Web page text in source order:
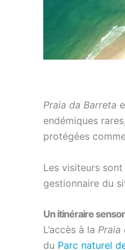
Praia da Barreta
endémiques
protégées
Les visiteurs
gestionnaire du
Un itinéraire
L’accès à la Praia
du Parc naturel